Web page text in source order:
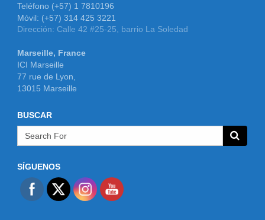
Teléfono (+57) 1 7810196
Móvil: (+57) 314 425 3221
Dirección: Calle 42 #25-25, barrio La Soledad
Marseille, France
ICI Marseille
77 rue de Lyon,
13015 Marseille
BUSCAR
SÍGUENOS